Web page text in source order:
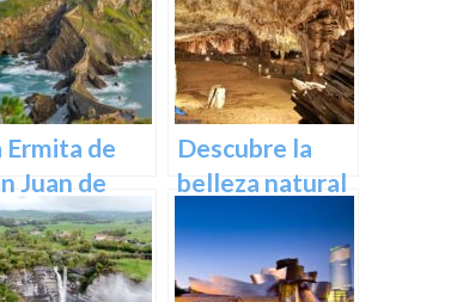
Ermita de
Juan de
Ruta y
Descubre la
belleza natural
de Pozalagua:
Información y